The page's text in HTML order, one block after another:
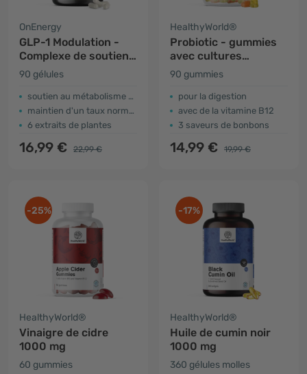
OnEnergy
GLP-1 Modulation -
Complexe de soutien
au métabolisme
90 gélules
soutien au métabolisme des macronutriments
maintien d'un taux normal de glucose dans le sang
6 extraits de plantes
16,99 € 22,99 €
HealthyWorld®
Probiotic - gummies
avec cultures
microbiennes
90 gummies
pour la digestion
avec de la vitamine B12
3 saveurs de bonbons
14,99 € 19,99 €
-25%
HealthyWorld®
Vinaigre de cidre
1000 mg
60 gummies
-17%
HealthyWorld®
Huile de cumin noir
1000 mg
360 gélules molles